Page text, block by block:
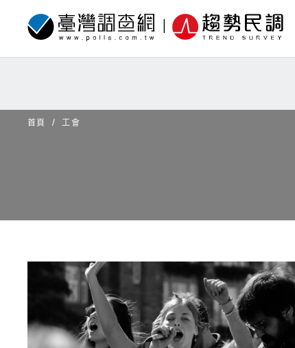
首頁 工會